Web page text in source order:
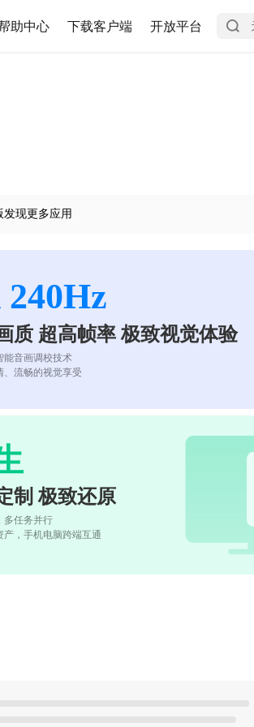
助中心 下载客户端 开放平台
现更多应用
质 超高帧率 极致视觉体验
能音画调校技术
、流畅的视觉享受
制 极致还原
多任务并行
产，手机电脑跨端互通